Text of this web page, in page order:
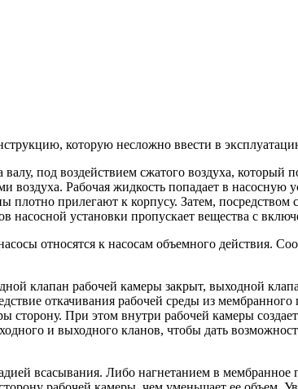
которую несложно ввести в
под воздействием сжатого воздуха,
воздуха. Рабочая жидкость попадает в
плотно прилегают к корпусу. Затем,
насосной установки пропускает вещества с
относятся к насосам объемного действия.
клапан рабочей камеры закрыт, выходной
откачивания рабочей среды из
сторону. При этом внутри рабочей камеры
и выходного кланов, чтобы дать
всасывания. Либо нагнетанием в